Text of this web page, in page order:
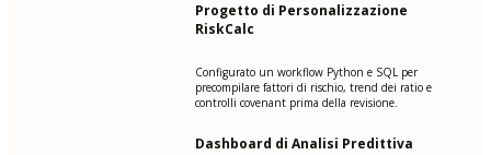
Progetto di Personalizzazione
RiskCalc
Configurato un workflow Python e SQL per
precompilare fattori di rischio, trend dei ratio e
controlli covenant prima della revisione.
Dashboard di Analisi Predittiva